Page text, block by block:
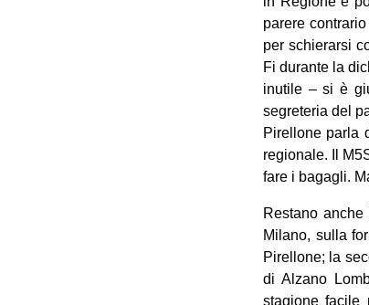
parere
per schierarsi
Fi durante la
inutile – si è
segreteria del
Pirellone parla
regionale. Il
fare i bagagli.
Restano
Milano, sulla
Pirellone; la
di Alzano
stagione facile